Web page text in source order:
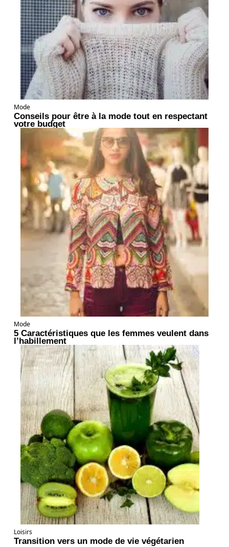
Mode
Conseils pour être à la mode tout en respectant
votre budget
Mode
5 Caractéristiques que les femmes veulent dans
l’habillement
Loisirs
Transition vers un mode de vie végétarien